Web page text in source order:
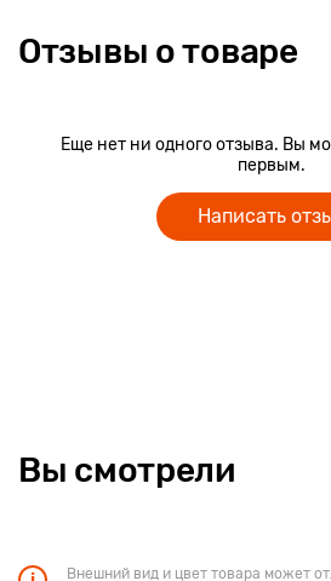
Отзывы о товаре
Еще нет ни одного отзыва. Вы
первым.
Написать
Вы смотрели
Внешний вид и цвет товара может